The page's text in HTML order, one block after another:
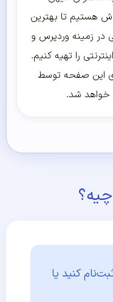
هستیم تا بهترین
در زمینه وردپرس و
را تهیه کنیم.
این صفحه توسط
خواهد شد.
کنید یا